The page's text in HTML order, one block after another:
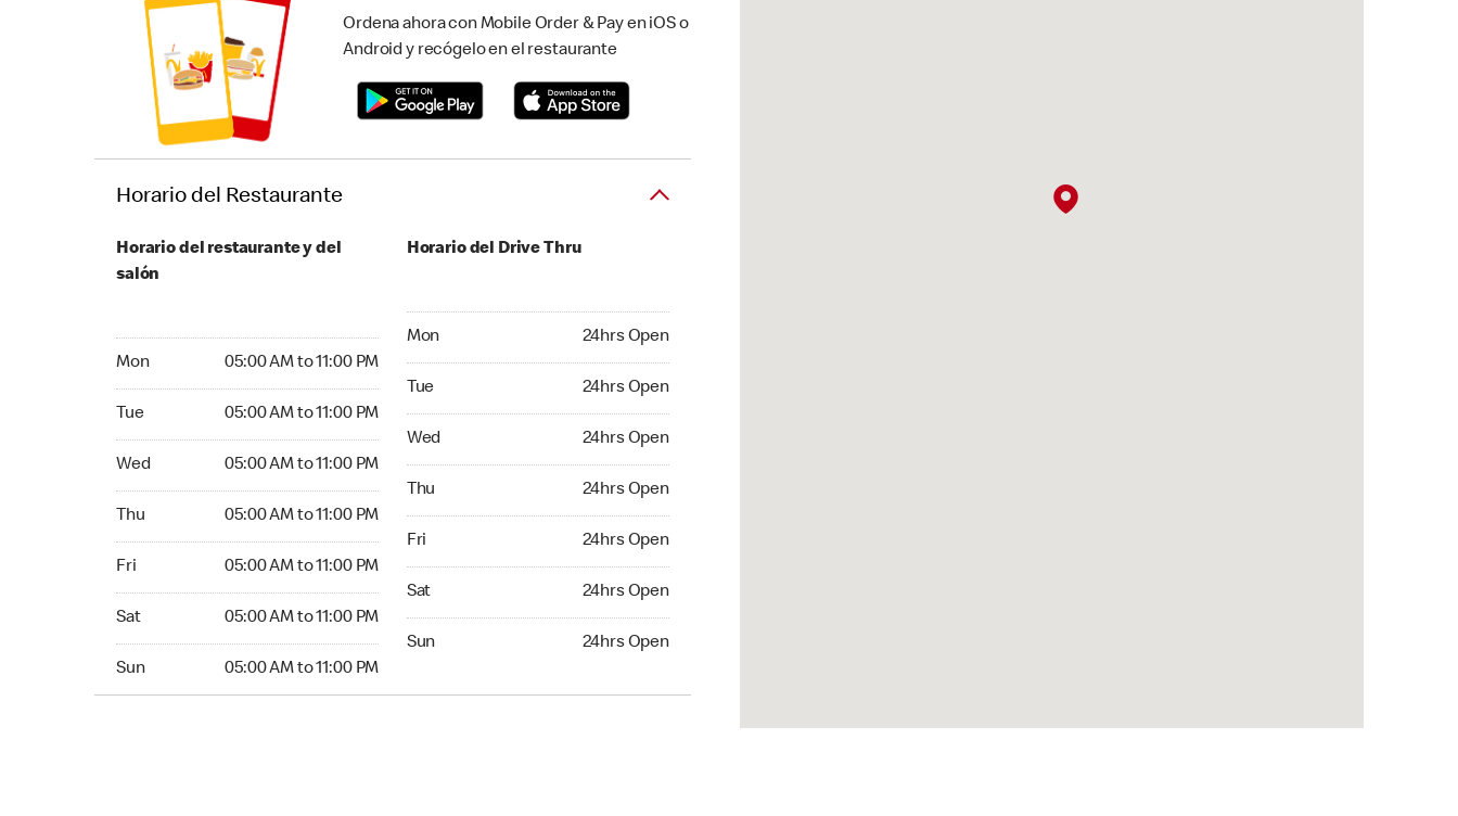
Ordena ahora con Mobile Order & Pay en iOS o
Android y recógelo en el restaurante
Horario del Restaurante
Horario del restaurante y del
salón
Mon 05:00 AM to 11:00 PM
Tue 05:00 AM to 11:00 PM
Wed 05:00 AM to 11:00 PM
Thu 05:00 AM to 11:00 PM
Fri 05:00 AM to 11:00 PM
Sat 05:00 AM to 11:00 PM
Sun 05:00 AM to 11:00 PM
Horario del Drive Thru
Mon 24hrs Open
Tue 24hrs Open
Wed 24hrs Open
Thu 24hrs Open
Fri 24hrs Open
Sat 24hrs Open
Sun 24hrs Open